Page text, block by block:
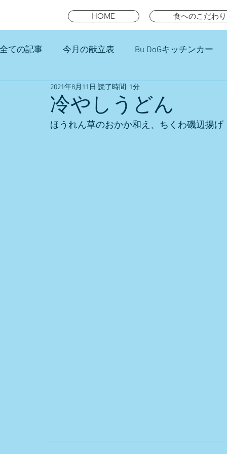
HOME 食へのこだわり
全ての記事 今月の献立表 Bu DoGキッチンカー
未就園児スマイルキッズランチ
冷やしうどん
2021年8月11日 読了時間: 1分
ほうれん草のおかか和え、ちくわ磯辺揚げ